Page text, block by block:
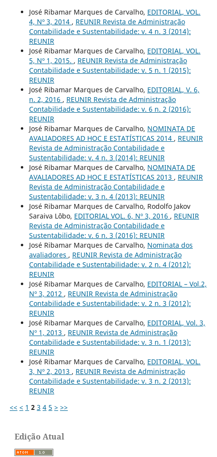
José Ribamar Marques de Carvalho, EDITORIAL, VOL.
4, Nº 3, 2014 , REUNIR Revista de Administração
Contabilidade e Sustentabilidade: v. 4 n. 3 (2014):
REUNIR
José Ribamar Marques de Carvalho, EDITORIAL, VOL.
5, Nº 1, 2015. , REUNIR Revista de Administração
Contabilidade e Sustentabilidade: v. 5 n. 1 (2015):
REUNIR
José Ribamar Marques de Carvalho, EDITORIAL, V. 6,
n. 2, 2016 , REUNIR Revista de Administração
Contabilidade e Sustentabilidade: v. 6 n. 2 (2016):
REUNIR
José Ribamar Marques de Carvalho, NOMINATA DE
AVALIADORES AD HOC E ESTATÍSTICAS 2014 , REUNIR
Revista de Administração Contabilidade e
Sustentabilidade: v. 4 n. 3 (2014): REUNIR
José Ribamar Marques de Carvalho, NOMINATA DE
AVALIADORES AD HOC E ESTATÍSTICAS 2013 , REUNIR
Revista de Administração Contabilidade e
Sustentabilidade: v. 3 n. 4 (2013): REUNIR
José Ribamar Marques de Carvalho, Rodolfo Jakov
Saraiva Lôbo, EDITORIAL VOL. 6, Nº 3, 2016 , REUNIR
Revista de Administração Contabilidade e
Sustentabilidade: v. 6 n. 3 (2016): REUNIR
José Ribamar Marques de Carvalho, Nominata dos
avaliadores , REUNIR Revista de Administração
Contabilidade e Sustentabilidade: v. 2 n. 4 (2012):
REUNIR
José Ribamar Marques de Carvalho, EDITORIAL – Vol.2,
Nº 3, 2012 , REUNIR Revista de Administração
Contabilidade e Sustentabilidade: v. 2 n. 3 (2012):
REUNIR
José Ribamar Marques de Carvalho, EDITORIAL, Vol. 3,
Nº 1, 2013 , REUNIR Revista de Administração
Contabilidade e Sustentabilidade: v. 3 n. 1 (2013):
REUNIR
José Ribamar Marques de Carvalho, EDITORIAL, VOL.
3, Nº 2, 2013 , REUNIR Revista de Administração
Contabilidade e Sustentabilidade: v. 3 n. 2 (2013):
REUNIR
<< < 1 2 3 4 5 > >>
Edição Atual